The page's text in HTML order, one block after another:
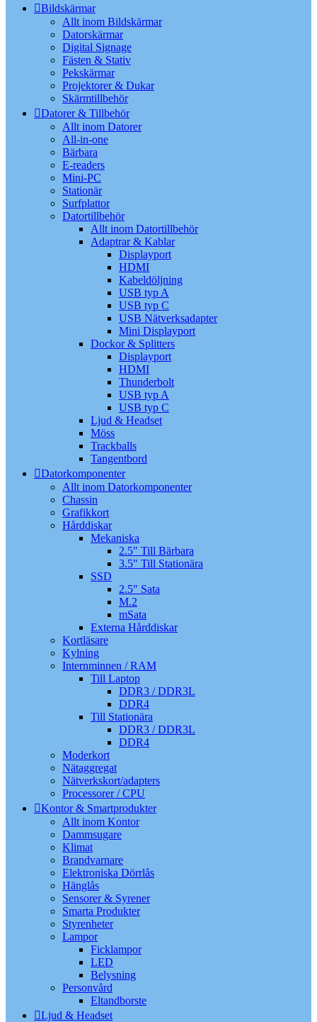
Bildskärmar
Allt inom Bildskärmar
Datorskärmar
Digital Signage
Fästen & Stativ
Pekskärmar
Projektorer & Dukar
Skärmtillbehör
Datorer & Tillbehör
Allt inom Datorer
All-in-one
Bärbara
E-readers
Mini-PC
Stationär
Surfplattor
Datortillbehör
Allt inom Datortillbehör
Adaptrar & Kablar
Displayport
HDMI
Kabeldöljning
USB typ A
USB typ C
USB Nätverksadapter
Mini Displayport
Dockor & Splitters
Displayport
HDMI
Thunderbolt
USB typ A
USB typ C
Ljud & Headset
Möss
Trackballs
Tangentbord
Datorkomponenter
Allt inom Datorkomponenter
Chassin
Grafikkort
Hårddiskar
Mekaniska
2.5″ Till Bärbara
3.5″ Till Stationära
SSD
2.5″ Sata
M.2
mSata
Externa Hårddiskar
Kortläsare
Kylning
Internminnen / RAM
Till Laptop
DDR3 / DDR3L
DDR4
Till Stationära
DDR3 / DDR3L
DDR4
Moderkort
Nätaggregat
Nätverkskort/adapters
Processorer / CPU
Kontor & Smartprodukter
Allt inom Kontor
Dammsugare
Klimat
Brandvarnare
Elektroniska Dörrlås
Hänglås
Sensorer & Syrener
Smarta Produkter
Styrenheter
Lampor
Ficklampor
LED
Belysning
Personvård
Eltandborste
Ljud & Headset